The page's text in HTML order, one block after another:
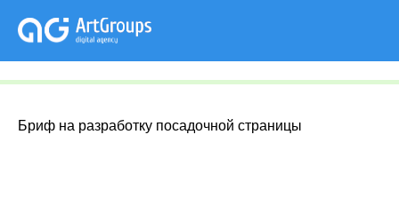
Бриф на разработку посадочной страницы